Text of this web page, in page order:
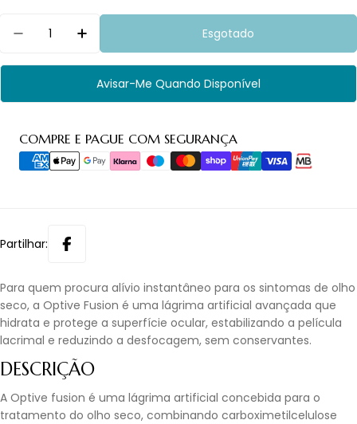
Diminuir Quantidade Para Optive Fusion Ud 30
Aumentar Quantidade Para Optive
Esgotado
Avisar-Me Quando Disponível
COMPRE E PAGUE COM SEGURANÇA
Métodos
de
pagamento
Partilhar:
Para quem procura alívio instantâneo para os sintomas de olho
seco, a Optive Fusion é uma lágrima artificial avançada que
hidrata e protege a superfície ocular, estabilizando a película
lacrimal e reduzindo a desfocagem, sem conservantes.
DESCRIÇÃO
A Optive fusion é uma lágrima artificial concebida para o
tratamento do olho seco, combinando carboximetilcelulose